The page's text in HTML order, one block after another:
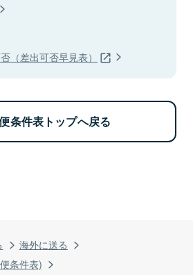
海外に送る
条件表)
（差出可否早見表）
条件表トップへ戻る